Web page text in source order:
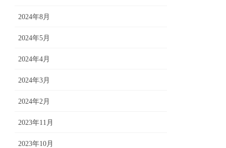
2024年8月
2024年5月
2024年4月
2024年3月
2024年2月
2023年11月
2023年10月